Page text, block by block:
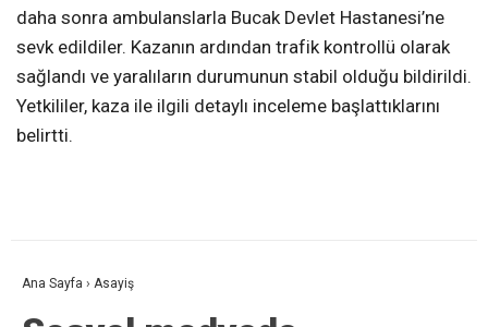
daha sonra ambulanslarla Bucak Devlet Hastanesi’ne
sevk edildiler. Kazanın ardından trafik kontrollü olarak
sağlandı ve yaralıların durumunun stabil olduğu bildirildi.
Yetkililer, kaza ile ilgili detaylı inceleme başlattıklarını
belirtti.
Ana Sayfa › Asayiş